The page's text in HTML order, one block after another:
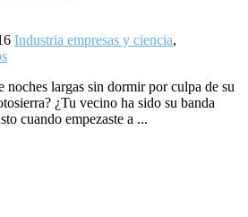
Industria empresas y ciencia,
noches largas sin dormir por culpa de su
¿Tu vecino ha sido su banda
cuando empezaste a ...